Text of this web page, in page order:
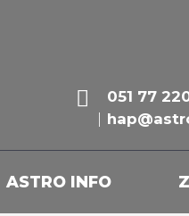
051 77
ASTRO INFO